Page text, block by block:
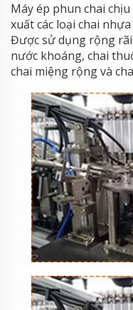
Máy ép phun chai
xuất các loại chai
Được sử dụng rộng rãi
nước khoáng, chai
chai miệng rộng và